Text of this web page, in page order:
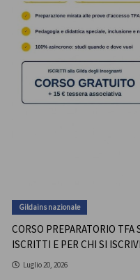
Gildains nazionale
CORSO PREPARATORIO
ISCRITTI E PER CHI SI
Luglio 20, 2026